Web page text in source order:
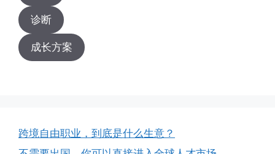
诊断
成长方案
跨境自由职业，到底是什么生意？